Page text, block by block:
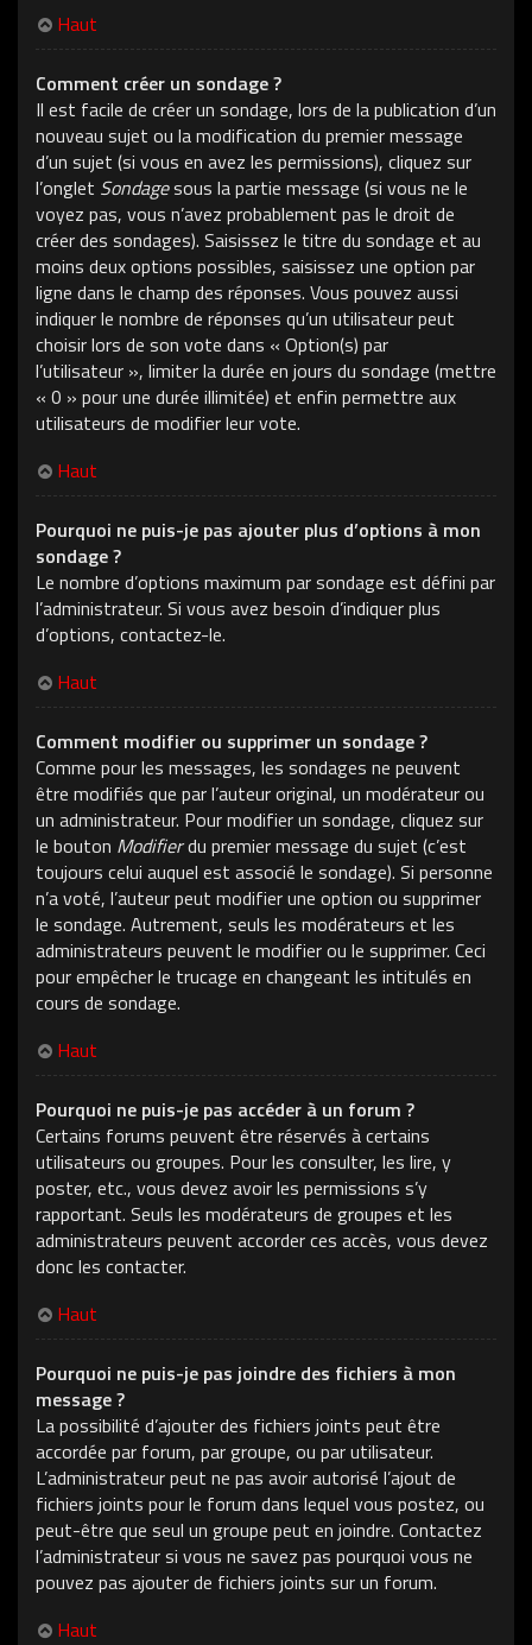
Haut
Comment créer un sondage ?
Il est facile de créer un sondage, lors de la publication d’un
nouveau sujet ou la modification du premier message
d’un sujet (si vous en avez les permissions), cliquez sur
l’onglet Sondagesous la partie message (si vous ne le
voyez pas, vous n’avez probablement pas le droit de
créer des sondages). Saisissez le titre du sondage et au
moins deux options possibles, saisissez une option par
ligne dans le champ des réponses. Vous pouvez aussi
indiquer le nombre de réponses qu’un utilisateur peut
choisir lors de son vote dans « Option(s) par
l’utilisateur », limiter la durée en jours du sondage (mettre
« 0 » pour une durée illimitée) et enfin permettre aux
utilisateurs de modifier leur vote.
Haut
Pourquoi ne puis-je pas ajouter plus d’options à mon
sondage ?
Le nombre d’options maximum par sondage est défini par
l’administrateur. Si vous avez besoin d’indiquer plus
d’options, contactez-le.
Haut
Comment modifier ou supprimer un sondage ?
Comme pour les messages, les sondages ne peuvent
être modifiés que par l’auteur original, un modérateur ou
un administrateur. Pour modifier un sondage, cliquez sur
le bouton Modifierdu premier message du sujet (c’est
toujours celui auquel est associé le sondage). Si personne
n’a voté, l’auteur peut modifier une option ou supprimer
le sondage. Autrement, seuls les modérateurs et les
administrateurs peuvent le modifier ou le supprimer. Ceci
pour empêcher le trucage en changeant les intitulés en
cours de sondage.
Haut
Pourquoi ne puis-je pas accéder à un forum ?
Certains forums peuvent être réservés à certains
utilisateurs ou groupes. Pour les consulter, les lire, y
poster, etc., vous devez avoir les permissions s’y
rapportant. Seuls les modérateurs de groupes et les
administrateurs peuvent accorder ces accès, vous devez
donc les contacter.
Haut
Pourquoi ne puis-je pas joindre des fichiers à mon
message ?
La possibilité d’ajouter des fichiers joints peut être
accordée par forum, par groupe, ou par utilisateur.
L’administrateur peut ne pas avoir autorisé l’ajout de
fichiers joints pour le forum dans lequel vous postez, ou
peut-être que seul un groupe peut en joindre. Contactez
l’administrateur si vous ne savez pas pourquoi vous ne
pouvez pas ajouter de fichiers joints sur un forum.
Haut